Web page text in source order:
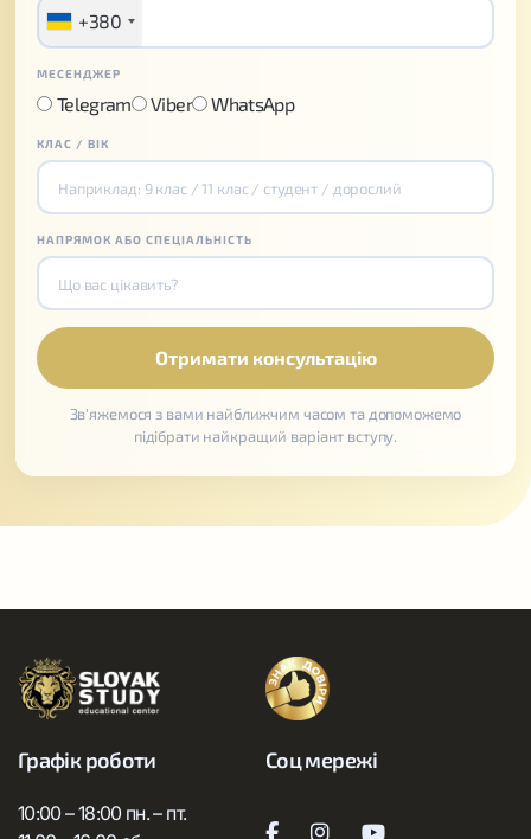
+380
МЕСЕНДЖЕР
Telegram Viber WhatsApp
КЛАС / ВІК
НАПРЯМОК АБО СПЕЦІАЛЬНІСТЬ
Зв'яжемося з вами найближчим часом та допоможемо
підібрати найкращий варіант вступу.
Графік роботи
10:00 – 18:00 пн. – пт.
Соц мережі